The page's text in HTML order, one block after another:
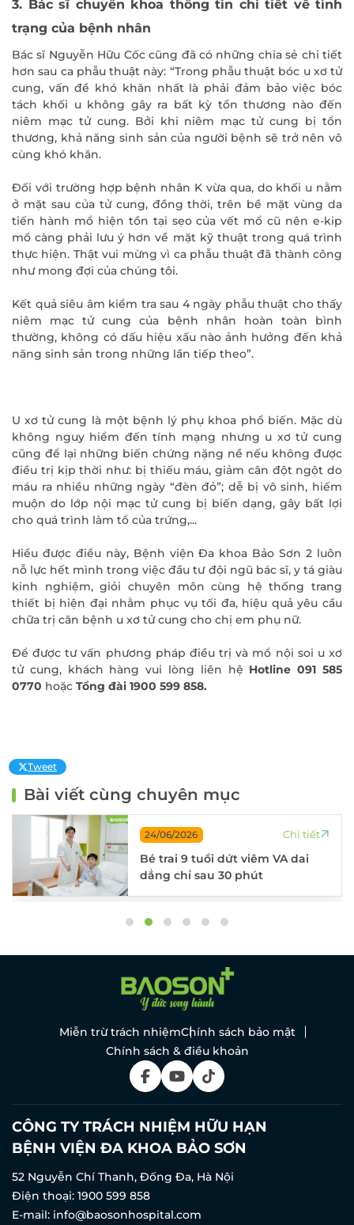
ĐĂNG KÝ KHÁM
3. Bác sĩ chuyên khoa thông tin chi tiết về tình
trạng của bệnh nhân
Bác sĩ Nguyễn Hữu Cốc cũng đã có những chia sẻ chi tiết
hơn sau ca phẫu thuật này: “Trong phẫu thuật bóc u xơ tử
cung, vấn đề khó khăn nhất là phải đảm bảo việc bóc
tách khối u không gây ra bất kỳ tổn thương nào đến
niêm mạc tử cung. Bởi khi niêm mạc tử cung bị tổn
thương, khả năng sinh sản của người bệnh sẽ trở nên vô
cùng khó khăn.
Đối với trường hợp bệnh nhân K vừa qua, do khối u nằm
ở mặt sau của tử cung, đồng thời, trên bề mặt vùng da
tiến hành mổ hiện tồn tại sẹo của vết mổ cũ nên e-kip
mổ càng phải lưu ý hơn về mặt kỹ thuật trong quá trình
thực hiện. Thật vui mừng vì ca phẫu thuật đã thành công
như mong đợi của chúng tôi.
Kết quả siêu âm kiểm tra sau 4 ngày phẫu thuật cho thấy
niêm mạc tử cung của bệnh nhân hoàn toàn bình
thường, không có dấu hiệu xấu nào ảnh hưởng đến khả
năng sinh sản trong những lần tiếp theo”.
U xơ tử cung là một bệnh lý phụ khoa phổ biến. Mặc dù
không nguy hiểm đến tính mạng nhưng u xơ tử cung
cũng để lại những biến chứng nặng nề nếu không được
điều trị kịp thời như: bị thiếu máu, giảm cân đột ngột do
máu ra nhiều những ngày “đèn đỏ”; dễ bị vô sinh, hiếm
muộn do lớp nội mạc tử cung bị biến dạng, gây bất lợi
cho quá trình làm tổ của trứng,...
Hiểu được điều này, Bệnh viện Đa khoa Bảo Sơn 2 luôn
nỗ lực hết mình trong việc đầu tư đội ngũ bác sĩ, y tá giàu
kinh nghiệm, giỏi chuyên môn cùng hệ thống trang
thiết bị hiện đại nhằm phục vụ tối đa, hiệu quả yêu cầu
chữa trị căn bệnh u xơ tử cung cho chị em phụ nữ.
Để được tư vấn phương pháp điều trị và mổ nội soi u xơ
tử cung, khách hàng vui lòng liên hệ Hotline 091 585
0770 hoặc Tổng đài 1900 599 858.
Tweet
Bài viết cùng chuyên mục
24/06/2026
Bé trai 9 tuổi dứt viêm VA dai
dẳng chỉ sau 30 phút
Chi tiết
Miễn trừ trách nhiệmChính sách bảo mật
Chính sách & điều khoản
CÔNG TY TRÁCH NHIỆM HỮU HẠN
BỆNH VIỆN ĐA KHOA BẢO SƠN
52 Nguyễn Chí Thanh, Đống Đa, Hà Nội
Điện thoại: 1900 599 858
E-mail: info@baosonhospital.com